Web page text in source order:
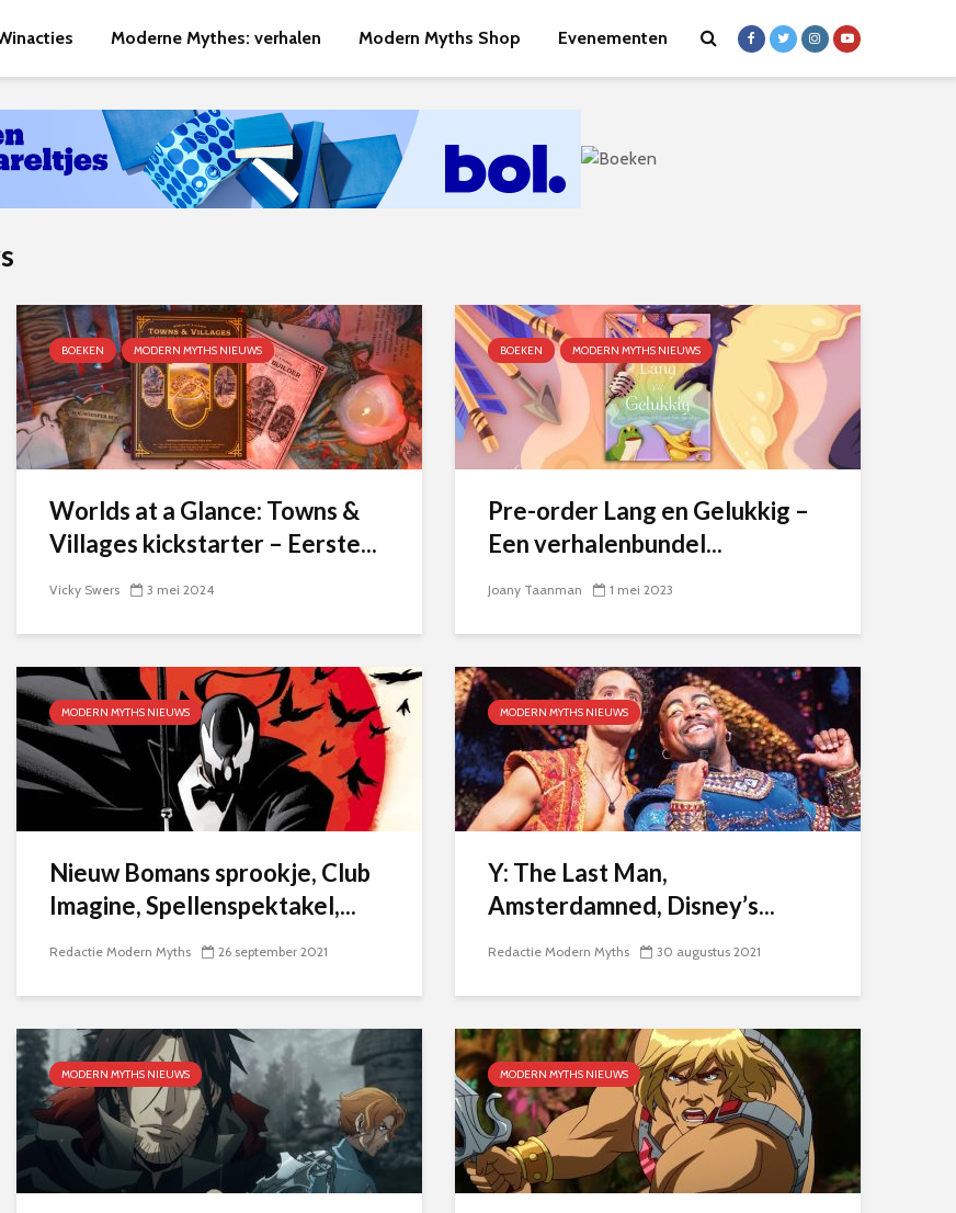
Moderne Mythes: verhalen Modern Myths Shop Evenementen
BOEKEN MODERN MYTHS NIEUWS
Worlds at a Glance: Towns &
Villages kickstarter – Eerste...
Vicky Swers 3 mei 2024
BOEKEN MODERN MYTHS NIEUWS
Pre-order Lang en Gelukkig –
Een verhalenbundel...
Joany Taanman 1 mei 2023
MODERN MYTHS NIEUWS
Nieuw Bomans sprookje, Club
Imagine, Spellenspektakel,...
Redactie Modern Myths 26 september 2021
MODERN MYTHS NIEUWS
Y: The Last Man,
Amsterdamned, Disney’s...
Redactie Modern Myths 30 augustus 2021
MODERN MYTHS NIEUWS MODERN MYTHS NIEUWS